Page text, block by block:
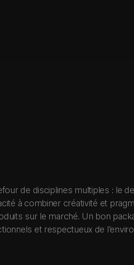
de disciplines multiples : le
à combiner créativité et
sur le marché. Un bon
et respectueux de